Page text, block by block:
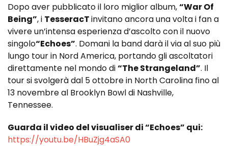
Dopo aver pubblicato il loro miglior album,“War Of
Being”, i TesseracTinvitano ancora una volta i fan a
vivere un’intensa esperienza d’ascolto con il nuovo
singolo“Echoes”. Domani la band darà il via al suo più
lungo tour in Nord America, portando gli ascoltatori
direttamente nel mondo di“The Strangeland”. Il
tour si svolgerà dal 5 ottobre in North Carolina fino al
13 novembre al Brooklyn Bowl di Nashville,
Tennessee.
Guarda il video del visualiser di “Echoes” qui:
https://youtu.be/HBuZjg4aSA0